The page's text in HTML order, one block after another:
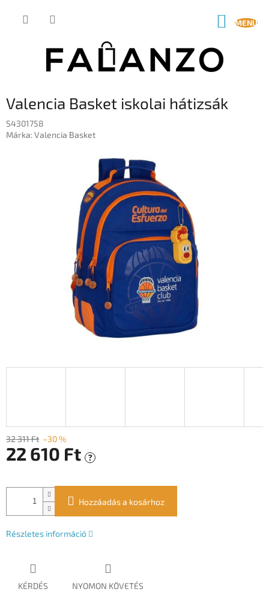
KOSÁR
Valencia Basket iskolai hátizsák
S4301758
Márka:Valencia Basket
32 311 Ft –30 %
22 610 Ft ?
Hozzáadás a kosárhoz
Részletes információ
KÉRDÉS NYOMON KÖVETÉS